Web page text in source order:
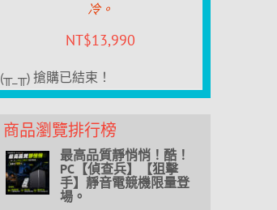
冷。
NT$13,990
(╥_╥) 搶購已結束！
商品瀏覽排行榜
最高品質靜悄悄！酷！
PC【偵查兵】【狙擊
手】靜音電競機限量登
場。